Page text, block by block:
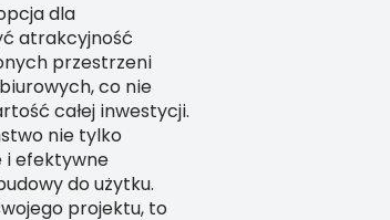
dla
atrakcyjność
przestrzeni
co nie
całej inwestycji.
nie tylko
i efektywne
do użytku.
projektu, to